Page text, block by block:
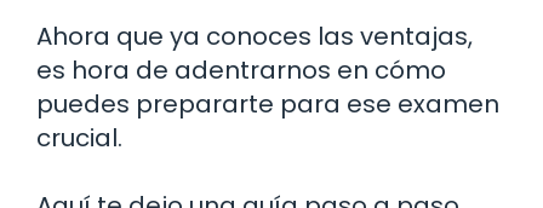
Ahora que ya conoces las ventajas,
es hora de adentrarnos en cómo
puedes prepararte para ese examen
crucial.